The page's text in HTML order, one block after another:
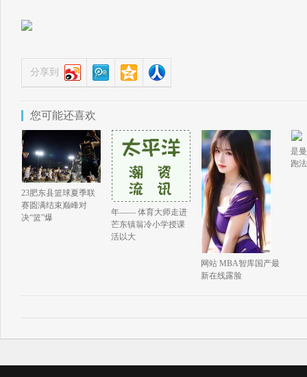
分享到
您可能还喜欢
23肥东县篮球夏季联
赛圆满结束巅峰对
决“篮”爆
年—— 体育大师走进
芒东镇翁冷小学授课
活以大
网站 MBA智库国产最
新在线露脸
是
跑